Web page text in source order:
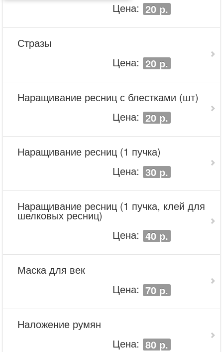
Цена: 20 р.
Стразы
Цена: 20 р.
Наращивание ресниц с блестками (шт)
Цена: 20 р.
Наращивание ресниц (1 пучка)
Цена: 30 р.
Наращивание ресниц (1 пучка, клей для
шелковых ресниц)
Цена: 40 р.
Маска для век
Цена: 70 р.
Наложение румян
Цена: 80 р.